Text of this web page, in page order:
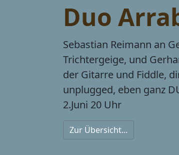
Duo
Sebastian Reimann an
Trichtergeige, und
der Gitarre und Fiddle,
unplugged, eben ganz
2.Juni 20 Uhr
Zur Übersicht...